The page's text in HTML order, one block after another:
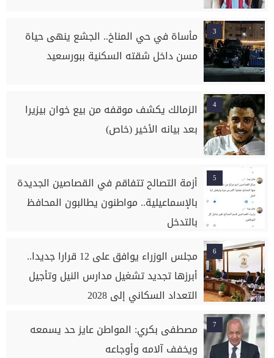
3
مأساة في حي المناخ.. الجشع ينهى حياة
مسن داخل شقته السكنية ببورسعيد
4
الزمالك يكشف موقفه من بيع خوان بيزيرا
بعد بيانه الأخير (خاص)
5
أزمة التصالح تتفاقم في القصاصين الجديدة
بالإسماعيلية.. مواطنون يطالبون المحافظ
بالتدخل
6
مجلس الوزراء يوافق على 12 قرارا جديدا..
أبرزها تجديد تشغيل مدارس النيل وتأجيل
التعداد السكاني إلى 2028
7
مصطفى بكري: المواطن عايز حد يسمعه
ويخفف آلامه وأوجاعه